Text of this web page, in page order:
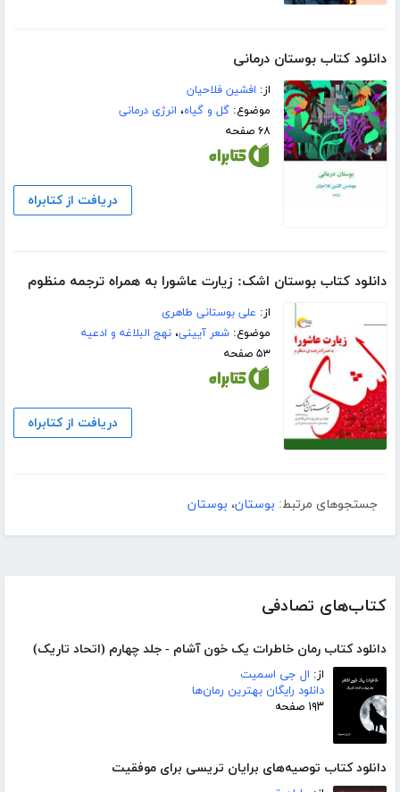
کتاب‌های تصادفی
دانلود کتاب رمان خاطرات یک خون آشام - جلد چهارم (اتحاد تاریک)
از: ال جی اسمیت
دانلود رایگان بهترین رمان‌ها
۱۹۳ صفحه
دانلود کتاب توصیه‌های برایان تریسی برای موفقیت
دانلود کتاب بوستان درمانی
از: افشین فلاحیان
موضوع:گل و گیاه، انرژی درمانی
۶۸ صفحه
دریافت از کتابراه
دانلود کتاب بوستان اشک: زیارت عاشورا به همراه ترجمه منظوم
از: علی بوستانی طاهری
موضوع:شعر آیینی،نهج البلاغه و ادعیه
۵۳ صفحه
دریافت از کتابراه
جستجوهای مرتبط: بوستان، بوستان